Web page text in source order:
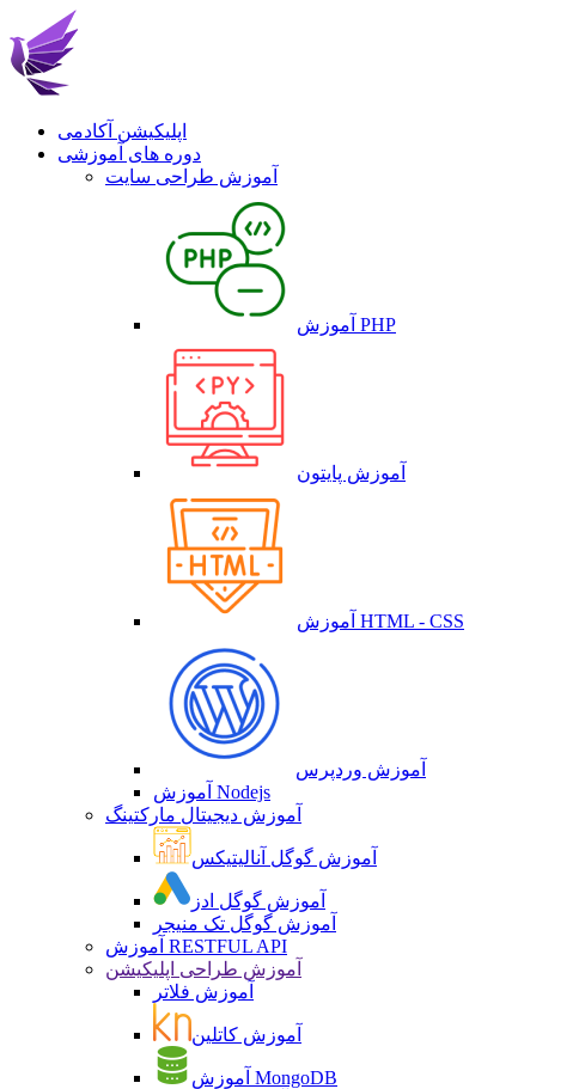
اپلیکیشن آکادمی
دوره های آموزشی
آموزش طراحی سایت
آموزش PHP
آموزش پایتون
آموزش HTML - CSS
آموزش وردپرس
آموزش Nodejs
آموزش دیجیتال مارکتینگ
آموزش گوگل آنالیتیکس
آموزش گوگل ادز
آموزش گوگل تک منیجر
آموزش RESTFUL API
آموزش طراحی اپلیکیشن
آموزش فلاتر
آموزش کاتلین
آموزش MongoDB